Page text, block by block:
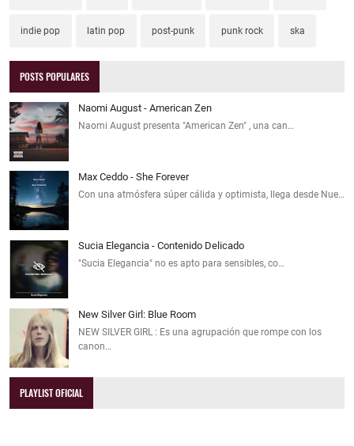
indie pop latin pop post-punk punk rock ska
POSTS POPULARES
Naomi August - American Zen
Naomi August presenta "American Zen" , una can…
Max Ceddo - She Forever
Con una atmósfera súper cálida y optimista, llega desde Nue…
Sucia Elegancia - Contenido Delicado
"Sucia Elegancia" no es apto para sensibles, co…
New Silver Girl: Blue Room
NEW SILVER GIRL : Es una agrupación que rompe con los
canon…
PLAYLIST OFICIAL